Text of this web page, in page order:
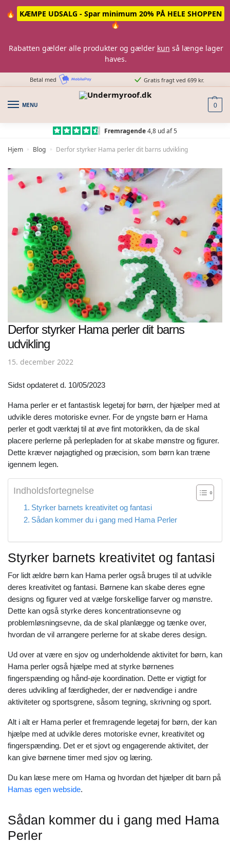
🔥
KÆMPE UDSALG - Spar minimum 20% PÅ HELE SHOPPEN
🔥
Rabatten gælder alle produkter og gælder kun så længe lager
haves.
Betal med Gratis fragt ved 699 kr.
MENU 0
Fremragende4,8 ud af 5
Hjem » Blog » Derfor styrker Hama perler dit barns udvikling
Derfor styrker Hama perler dit barns
udvikling
15. december 2022
Sidst opdateret d. 10/05/2023
Hama perler er et fantastisk legetøj for børn, der hjælper med at
udvikle deres motoriske evner. For de yngste børn er Hama
perler et godt værktøj til at øve fint motorikken, da de skal
placere perlerne på perlepladen for at skabe mønstre og figurer.
Dette kræver nøjagtighed og præcision, som børn kan træne
igennem legen.
Indholdsfortegnelse
Styrker barnets kreativitet og fantasi
Sådan kommer du i gang med Hama Perler
Styrker barnets kreativitet og fantasi
For lidt ældre børn kan Hama perler også bruges til at udvikle
deres kreativitet og fantasi. Børnene kan skabe deres egne
designs og figurer ved at vælge forskellige farver og mønstre.
Dette kan også styrke deres koncentrationsevne og
problemløsningsevne, da de skal planlægge og tænke over,
hvordan de vil arrangere perlerne for at skabe deres design.
Ud over at være en sjov og underholdende aktivitet for børn, kan
Hama perler også hjælpe med at styrke børnenes
fingerspænding og hånd-øje koordination. Dette er vigtigt for
deres udvikling af færdigheder, der er nødvendige i andre
aktiviteter og sportsgrene, såsom tegning, skrivning og sport.
Alt i alt er Hama perler et fremragende legetøj for børn, der kan
hjælpe med at udvikle deres motoriske evner, kreativitet og
fingerspænding. Det er et sjovt og engagerende aktivitet, der
kan give børnene timer med sjov og læring.
Du kan læse mere om Hama og hvordan det hjælper dit barn på
Hamas egen webside.
Sådan kommer du i gang med Hama
Perler